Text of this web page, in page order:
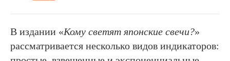
В издании «Кому светят японские свечи?»
рассматривается несколько видов индикаторов: